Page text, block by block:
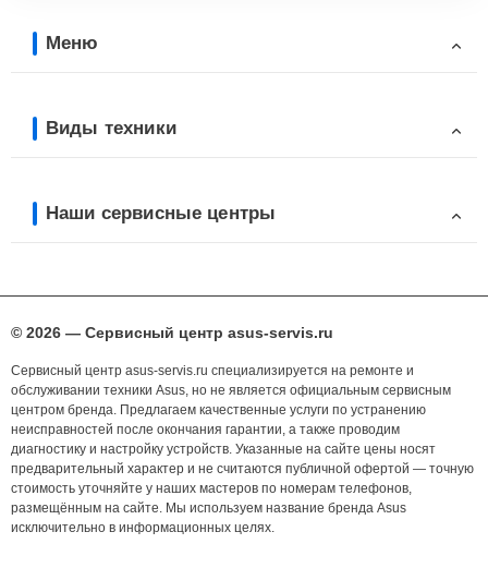
Меню
Виды техники
Наши сервисные центры
© 2026 — Сервисный центр asus-servis.ru
Сервисный центр asus-servis.ru специализируется на ремонте и
обслуживании техники Asus, но не является официальным сервисным
центром бренда. Предлагаем качественные услуги по устранению
неисправностей после окончания гарантии, а также проводим
диагностику и настройку устройств. Указанные на сайте цены носят
предварительный характер и не считаются публичной офертой — точную
стоимость уточняйте у наших мастеров по номерам телефонов,
размещённым на сайте. Мы используем название бренда Asus
исключительно в информационных целях.